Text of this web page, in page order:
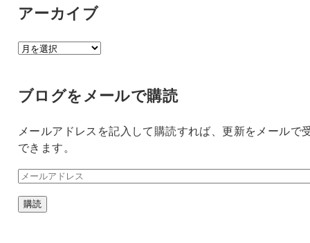
アーカイブ
ア
イ
ブログをメールで購読
メールアドレスを記入して購読すれば、更新をメールで
できます。
メ
ル購読